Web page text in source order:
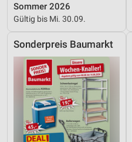
Sommer 2026
Gültig bis Mi. 30.09.
Sonderpreis Baumarkt